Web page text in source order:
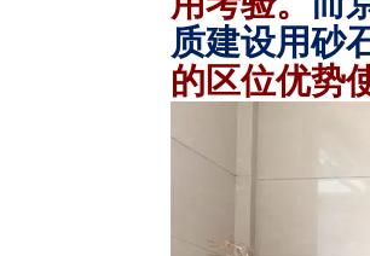
质建设用砂
的区位优势